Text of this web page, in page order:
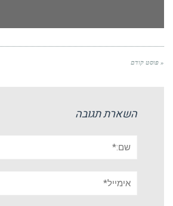
« פוסט קודם
השארת תגובה